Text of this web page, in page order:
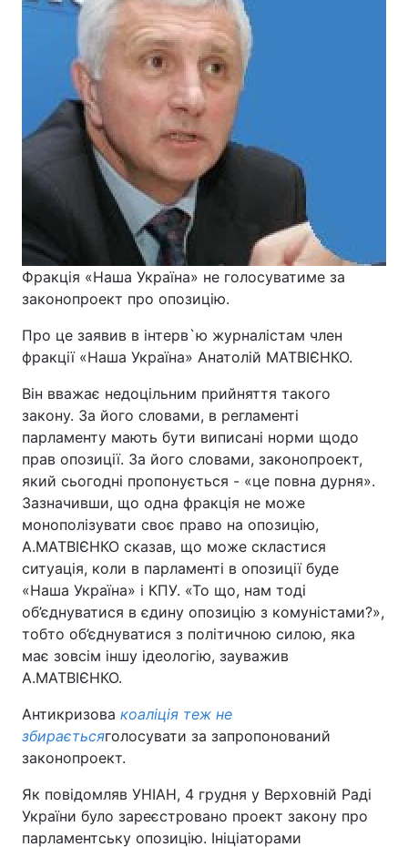
Фракція «Наша Україна» не голосуватиме за
законопроект про опозицію.
Про це заявив в інтерв`ю журналістам член
фракції «Наша Україна» Анатолій МАТВІЄНКО.
Він вважає недоцільним прийняття такого
закону. За його словами, в регламенті
парламенту мають бути виписані норми щодо
прав опозиції. За його словами, законопроект,
який сьогодні пропонується - «це повна дурня».
Зазначивши, що одна фракція не може
монополізувати своє право на опозицію,
А.МАТВІЄНКО сказав, що може скластися
ситуація, коли в парламенті в опозиції буде
«Наша Україна» і КПУ. «То що, нам тоді
об’єднуватися в єдину опозицію з комуністами?»,
тобто об’єднуватися з політичною силою, яка
має зовсім іншу ідеологію, зауважив
А.МАТВІЄНКО.
Антикризова коаліція теж не
збираєтьсяголосувати за запропонований
законопроект.
Як повідомляв УНІАН, 4 грудня у Верховній Раді
України було зареєстровано проект закону про
парламентську опозицію. Ініціаторами